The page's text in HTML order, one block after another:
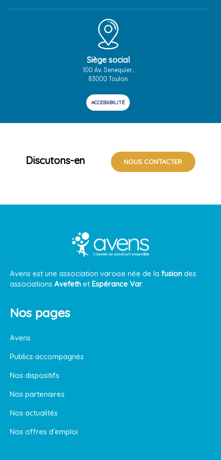
Siège social
100 Av. Senequier,
83000 Toulon
ACCESSIBILITÉ
Discutons-en NOUS CONTACTER
Avens est une association varoise née de la fusion des
associations Avefeth et Espérance Var
Nos pages
Avens
Publics accompagnés
Nos dispositifs
Nos partenaires
Nos actualités
Nos offres d’emploi